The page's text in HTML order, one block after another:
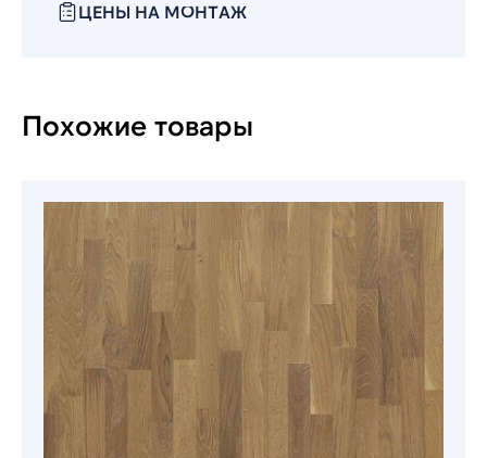
ЦЕНЫ НА МОНТАЖ
Похожие товары